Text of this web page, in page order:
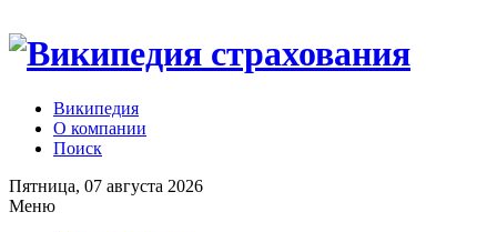
Википедия
О компании
Поиск
Пятница, 07 августа 2026
Меню